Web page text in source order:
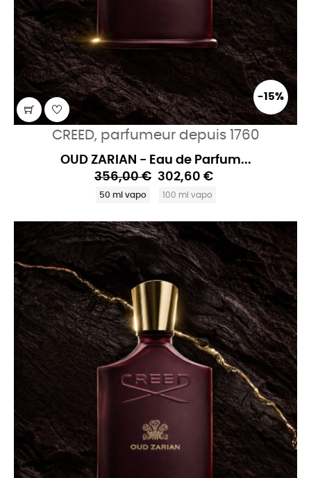
-15%
CREED, parfumeur depuis 1760
OUD ZARIAN - Eau de Parfum...
356,00 € 302,60 €
50 ml vapo 100 ml vapo